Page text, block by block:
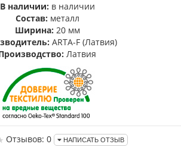
В наличии: в наличии
Состав: металл
Ширина: 20 мм
ARTA-F (Латвия)
Латвия
Отзывов: 0 НАПИСАТЬ ОТЗЫВ